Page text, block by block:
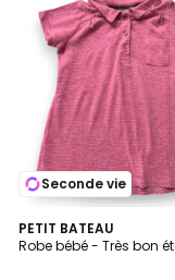
Seconde vie
PETIT BATEAU
Robe bébé - Très bon